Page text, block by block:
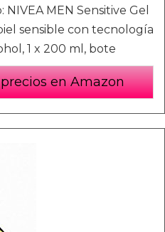
MEN Sensitive Gel
sensible con tecnología
1 x 200 ml, bote
en Amazon